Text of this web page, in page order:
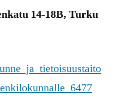
14-18B, Turku